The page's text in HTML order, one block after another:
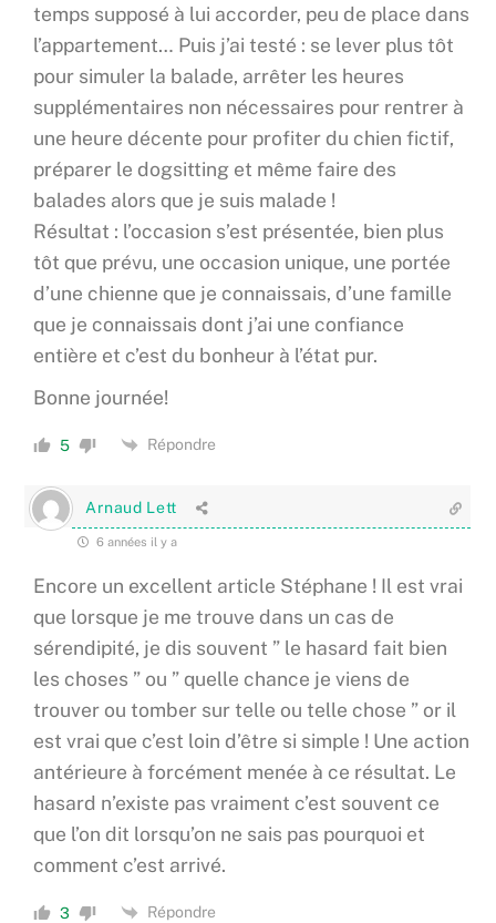
temps supposé à lui accorder, peu de place dans
l’appartement… Puis j’ai testé : se lever plus tôt
pour simuler la balade, arrêter les heures
supplémentaires non nécessaires pour rentrer à
une heure décente pour profiter du chien fictif,
préparer le dogsitting et même faire des
balades alors que je suis malade !
Résultat : l’occasion s’est présentée, bien plus
tôt que prévu, une occasion unique, une portée
d’une chienne que je connaissais, d’une famille
que je connaissais dont j’ai une confiance
entière et c’est du bonheur à l’état pur.
Bonne journée!
5 Répondre
Arnaud Lett
6 années il y a
Encore un excellent article Stéphane ! Il est vrai
que lorsque je me trouve dans un cas de
sérendipité, je dis souvent ” le hasard fait bien
les choses ” ou ” quelle chance je viens de
trouver ou tomber sur telle ou telle chose ” or il
est vrai que c’est loin d’être si simple ! Une action
antérieure à forcément menée à ce résultat. Le
hasard n’existe pas vraiment c’est souvent ce
que l’on dit lorsqu’on ne sais pas pourquoi et
comment c’est arrivé.
3 Répondre